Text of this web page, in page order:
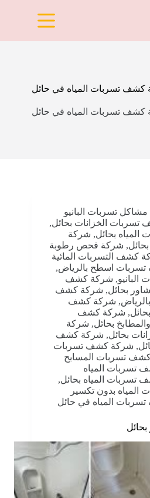
كشف تسربات المياه في حائل
كشف تسربات المياه في حائل
تسربات البانيو
الخزانات بحائل,
بحائل, شركة
, شركة فحص رطوبة
كشف التسربات المائية
اسطح بالرياض,
, شركة كشف
بحائل, شركة كشف
, شركة كشف
, شركة كشف
بحائل, شركة
بحائل, شركة كشف
, شركة كشف تسربات
تسربات المسابح
تسربات المياه
المياه بحائل,
بدون تكسير
المياه في حائل